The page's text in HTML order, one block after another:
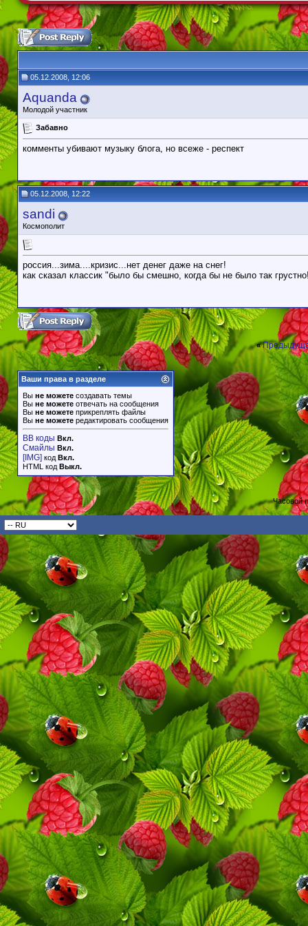
05.12.2008, 12:06
Aquanda
Молодой участник
Забавно
комменты убивают музыку блога, но всеже - респект
05.12.2008, 12:22
sandi
Космополит
россия...зима....кризис...нет денег даже на снег!
как сказал классик "было бы смешно, когда бы не было так
«
Ваши права в разделе
Вы не можете создавать темы
Вы не можете отвечать на сообщения
Вы не можете прикреплять файлы
Вы не можете редактировать сообщения
BB коды Вкл.
Смайлы Вкл.
[IMG] код Вкл.
HTML код Выкл.
Часовой